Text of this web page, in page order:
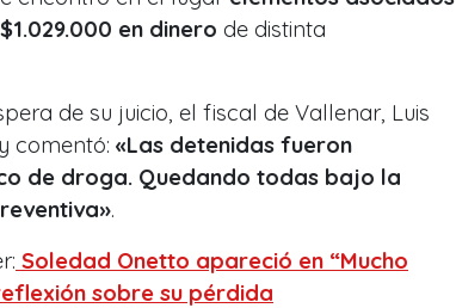
en dinero de distinta
de su juicio, el fiscal de Vallenar, Luis
comentó: «Las detenidas fueron
de droga. Quedando todas bajo la
.
Soledad Onetto apareció en “Mucho
sobre su pérdida